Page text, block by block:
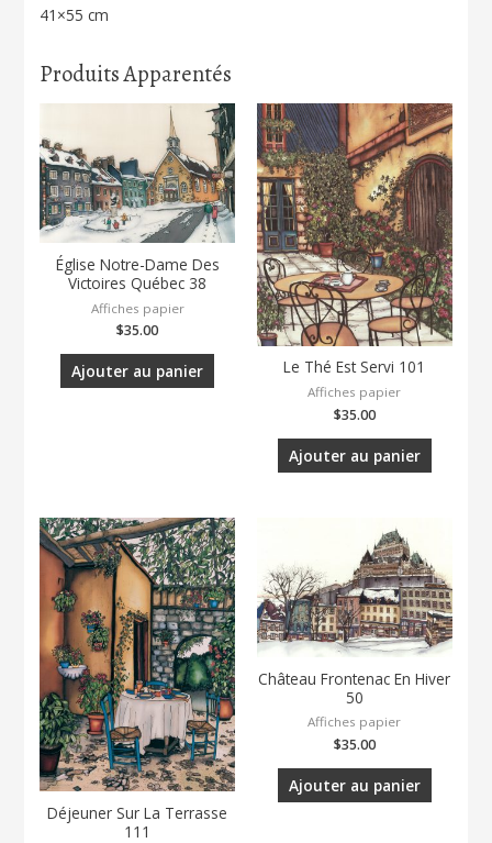
41×55 cm
Produits Apparentés
Église Notre-Dame Des
Victoires Québec 38
Affiches papier
$35.00
Ajouter au panier Le Thé Est Servi 101
Affiches papier
$35.00
Ajouter au panier
Déjeuner Sur La Terrasse
111
Château Frontenac En Hiver
50
Affiches papier
$35.00
Ajouter au panier